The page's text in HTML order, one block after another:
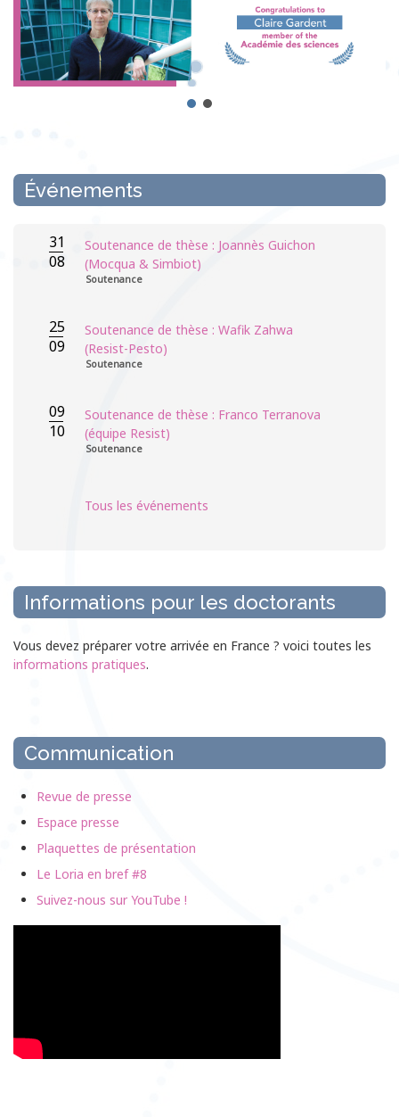
Événements
31
08
Soutenance de thèse : Joannès Guichon
(Mocqua & Simbiot)
Soutenance
25
09
Soutenance de thèse : Wafik Zahwa
(Resist-Pesto)
Soutenance
09
10
Soutenance de thèse : Franco Terranova
(équipe Resist)
Soutenance
Tous les événements
Informations pour les doctorants
Vous devez préparer votre arrivée en France ? voici toutes les
informations pratiques.
Communication
Revue de presse
Espace presse
Plaquettes de présentation
Le Loria en bref #8
Suivez-nous sur YouTube !